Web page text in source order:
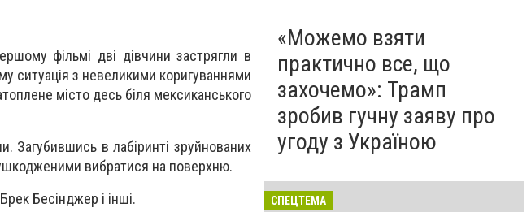
фільмі дві дівчини застрягли в
ситуація з невеликими коригуваннями
місто десь біля мексиканського
Загубившись в лабіринті зруйнованих
вибратися на поверхню.
Бесінджер і інші.
«Можемо взяти
практично все, що
захочемо»: Трамп
зробив гучну заяву про
угоду з Україною
СПЕЦТЕМА